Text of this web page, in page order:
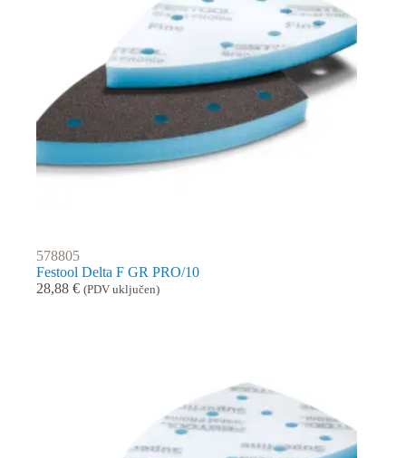
578805
Festool Delta F GR PRO/10
28,88 € (PDV uključen)